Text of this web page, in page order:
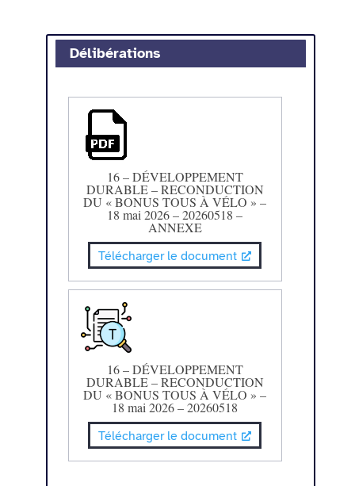
Délibérations
16 – DÉVELOPPEMENT
DURABLE – RECONDUCTION
DU « BONUS TOUS À VÉLO » –
18 mai 2026 – 20260518 –
ANNEXE
Télécharger le document
16 – DÉVELOPPEMENT
DURABLE – RECONDUCTION
DU « BONUS TOUS À VÉLO » –
18 mai 2026 – 20260518
Télécharger le document